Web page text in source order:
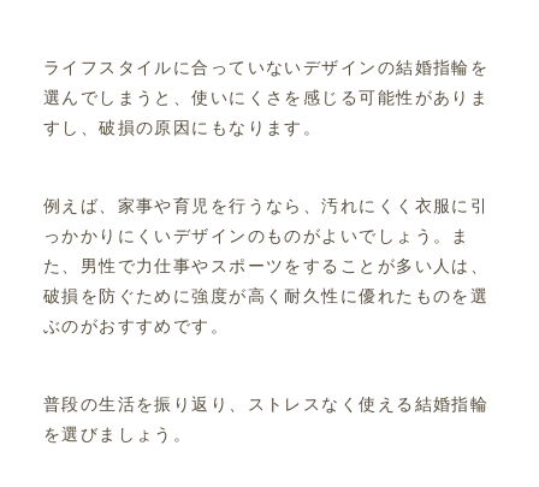
ライフスタイルに合っていないデザインの結婚指輪を
選んでしまうと、使いにくさを感じる可能性がありま
すし、破損の原因にもなります。
例えば、家事や育児を行うなら、汚れにくく衣服に引
っかかりにくいデザインのものがよいでしょう。ま
た、男性で力仕事やスポーツをすることが多い人は、
破損を防ぐために強度が高く耐久性に優れたものを選
ぶのがおすすめです。
普段の生活を振り返り、ストレスなく使える結婚指輪
を選びましょう。